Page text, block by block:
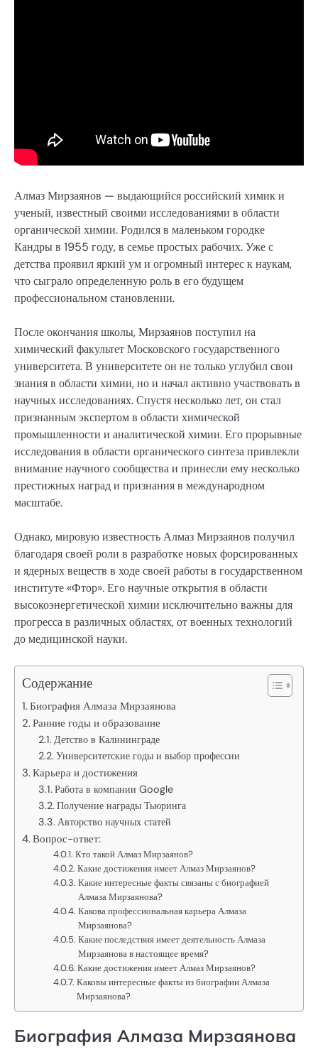
Алмаз Мирзаянов — выдающийся российский химик и
ученый, известный своими исследованиями в области
органической химии. Родился в маленьком городке
Кандры в 1955 году, в семье простых рабочих. Уже с
детства проявил яркий ум и огромный интерес к наукам,
что сыграло определенную роль в его будущем
профессиональном становлении.
После окончания школы, Мирзаянов поступил на
химический факультет Московского государственного
университета. В университете он не только углубил свои
знания в области химии, но и начал активно участвовать в
научных исследованиях. Спустя несколько лет, он стал
признанным экспертом в области химической
промышленности и аналитической химии. Его прорывные
исследования в области органического синтеза привлекли
внимание научного сообщества и принесли ему несколько
престижных наград и признания в международном
масштабе.
Однако, мировую известность Алмаз Мирзаянов получил
благодаря своей роли в разработке новых форсированных
и ядерных веществ в ходе своей работы в государственном
институте «Фтор». Его научные открытия в области
высокоэнергетической химии исключительно важны для
прогресса в различных областях, от военных технологий
до медицинской науки.
Содержание
Биография Алмаза Мирзаянова
Ранние годы и образование
Детство в Калининграде
Университетские годы и выбор профессии
Карьера и достижения
Работа в компании Google
Получение награды Тьюринга
Авторство научных статей
Вопрос-ответ:
Кто такой Алмаз Мирзаянов?
Какие достижения имеет Алмаз Мирзаянов?
Какие интересные факты связаны с биографией
Алмаза Мирзаянова?
Какова профессиональная карьера Алмаза
Мирзаянова?
Какие последствия имеет деятельность Алмаза
Мирзаянова в настоящее время?
Какие достижения имеет Алмаз Мирзаянов?
Каковы интересные факты из биографии Алмаза
Мирзаянова?
Биография Алмаза Мирзаянова